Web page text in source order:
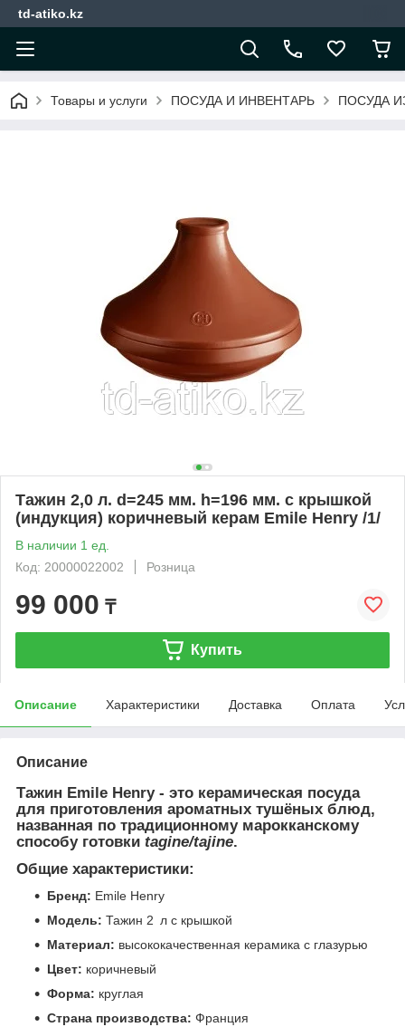
td-atiko.kz
Товары и услуги ПОСУДА И ИНВЕНТАРЬ ПОСУДА
Тажин 2,0 л. d=245 мм. h=196 мм. с крышкой
(индукция) коричневый керам Emile Henry /1/
В наличии 1 ед.
Код: 20000022002
Розница
99 000 ₸
Купить
Описание Характеристики Доставка Оплата
Описание
Тажин Emile Henry - это керамическая посуда
для приготовления ароматных тушёных блюд,
названная по традиционному марокканскому
способу готовки tagine/tajine.
Общие характеристики:
Бренд: Emile Henry
Модель: Тажин 2 л с крышкой
Материал: высококачественная керамика с глазурью
Цвет: коричневый
Форма: круглая
Страна производства: Франция